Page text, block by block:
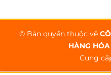
© Bản quyền thuộc về
HÀNG
Cung